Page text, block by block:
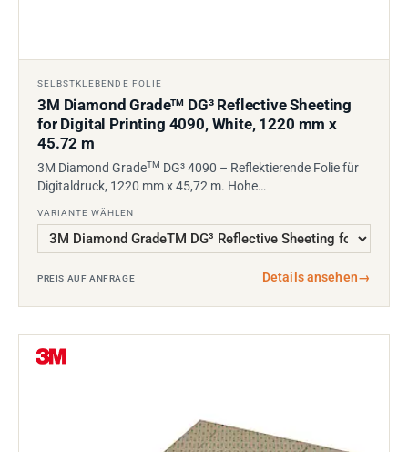
SELBSTKLEBENDE FOLIE
3M Diamond GradeTM DG³ Reflective Sheeting
for Digital Printing 4090, White, 1220 mm x
45.72 m
3M Diamond GradeTM DG³ 4090 – Reflektierende Folie für
Digitaldruck, 1220 mm x 45,72 m. Hohe…
VARIANTE WÄHLEN
PREIS AUF ANFRAGE Details ansehen→